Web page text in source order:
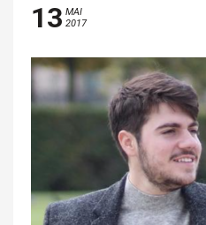
13 MAI
2017